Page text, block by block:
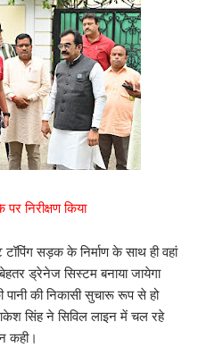
निरीक्षण किया
सड़क के निर्माण के साथ ही वहां
ड्रेनेज सिस्टम बनाया जायेगा
की निकासी सुचारू रूप से हो
सिंह ने सिविल लाइन में चल रहे
कही।